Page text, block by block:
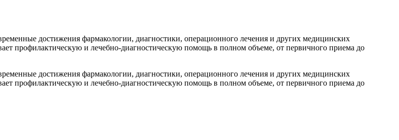
достижения фармакологии, диагностики, операционного лечения и других медицинских
профилактическую и лечебно-диагностическую помощь в полном объеме, от первичного приема до
достижения фармакологии, диагностики, операционного лечения и других медицинских
профилактическую и лечебно-диагностическую помощь в полном объеме, от первичного приема до